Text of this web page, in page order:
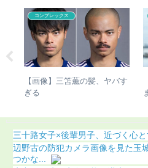
コンプレックス
【画像】三笘薫の髪、ヤバす
ぎる
三十路女子×後輩男子、近づく心
辺野古の防犯カメラ画像を見た玉
つかな...